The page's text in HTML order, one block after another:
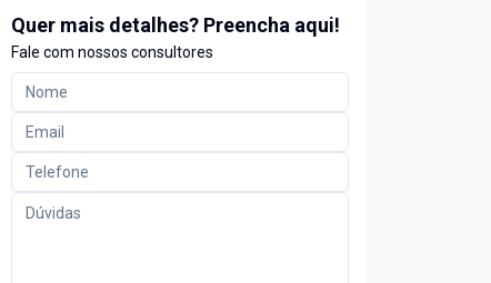
Quer mais detalhes? Preencha aqui!
Fale com nossos consultores